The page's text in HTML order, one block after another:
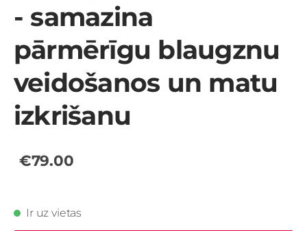
- samazina
pārmērīgu blaugznu
veidošanos un matu
izkrišanu
€79.00
Ir uz vietas